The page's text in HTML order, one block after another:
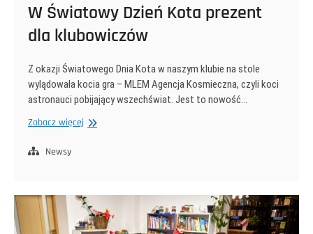
W Światowy Dzień Kota prezent
dla klubowiczów
Z okazji Światowego Dnia Kota w naszym klubie na stole
wylądowała kocia gra – MLEM Agencja Kosmieczna, czyli koci
astronauci pobijający wszechświat. Jest to nowość…
Zobacz więcej W
dla
klubowiczów
Newsy